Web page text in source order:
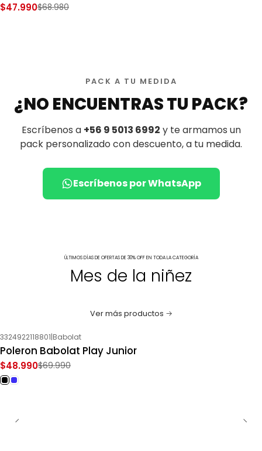
$47.990$68.980
PACK A TU MEDIDA
¿NO ENCUENTRAS TU PACK?
Escríbenos a +56 9 5013 6992 y te armamos un
pack personalizado con descuento, a tu medida.
Escríbenos por WhatsApp
ÚLTIMOS DÍAS DE OFERTAS DE 30% OFF EN TODA LA CATEGORÍA
Mes de la niñez
Ver más productos
-30%OFF
3324922118801|Babolat
Poleron Babolat Play Junior
$48.990$69.990